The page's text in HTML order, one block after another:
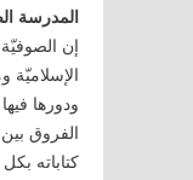
المدرسة
إن
الإسلاميّة
ودورها
الفروق
كتاباته